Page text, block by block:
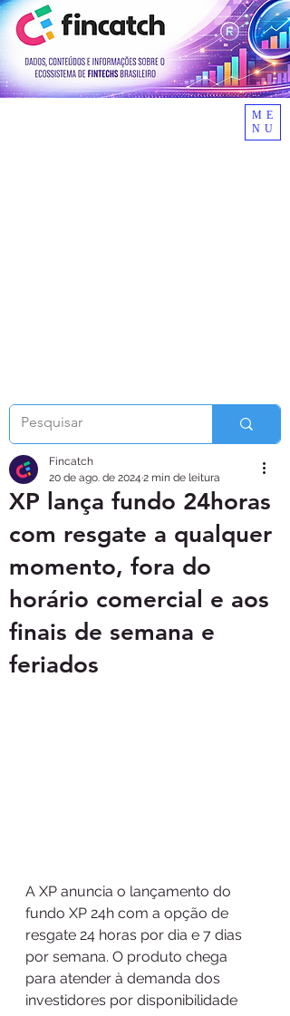
ME
NU
XP lança fundo 24horas
com resgate a qualquer
momento, fora do
horário comercial e aos
finais de semana e
feriados
Fincatch
20 de ago. de 2024 2 min de leitura
A XP anuncia o lançamento do
fundo XP 24h com a opção de
resgate 24 horas por dia e 7 dias
por semana. O produto chega
para atender à demanda dos
investidores por disponibilidade